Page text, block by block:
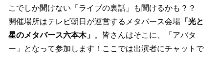
こでしか聞けない「ライブの裏話」も聞けるかも？？
開催場所はテレビ朝日が運営するメタバース会場 「光と
星のメタバース六本木」 。皆さんはそこに、「アバタ
ー」となって参加します！ここでは出演者にチャットで